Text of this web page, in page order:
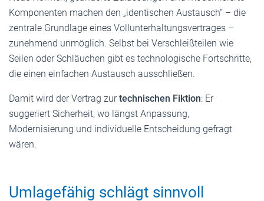
Komponenten machen den „identischen Austausch“ – die
zentrale Grundlage eines Vollunterhaltungsvertrages –
zunehmend unmöglich. Selbst bei Verschleißteilen wie
Seilen oder Schläuchen gibt es technologische Fortschritte,
die einen einfachen Austausch ausschließen.
Damit wird der Vertrag zurtechnischen Fiktion: Er
suggeriert Sicherheit, wo längst Anpassung,
Modernisierung und individuelle Entscheidung gefragt
wären.
Umlagefähig schlägt sinnvoll